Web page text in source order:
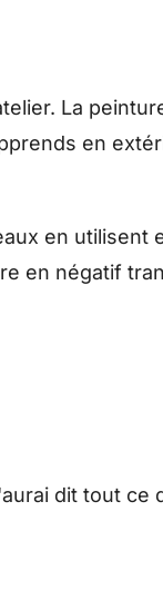
La
en
en utilisent
en négatif
dit tout ce